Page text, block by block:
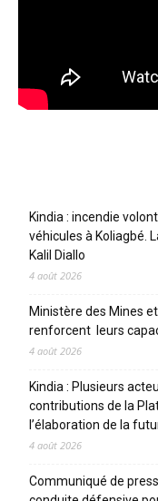
Kindia : incendie
véhicules à Koliagbé.
Kalil Diallo
4 août 2026
Ministère des Mines
renforcent leurs
4 août 2026
Kindia : Plusieurs
contributions de la
l’élaboration de la
4 août 2026
Communiqué de